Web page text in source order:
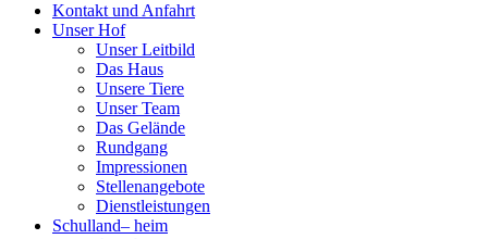
Kontakt und Anfahrt
Unser Hof
Unser Leitbild
Das Haus
Unsere Tiere
Unser Team
Das Gelände
Rundgang
Impressionen
Stellenangebote
Dienstleistungen
Schulland– heim